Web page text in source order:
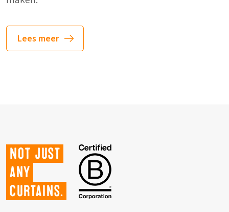
Lees meer
Not just
any
curtains.